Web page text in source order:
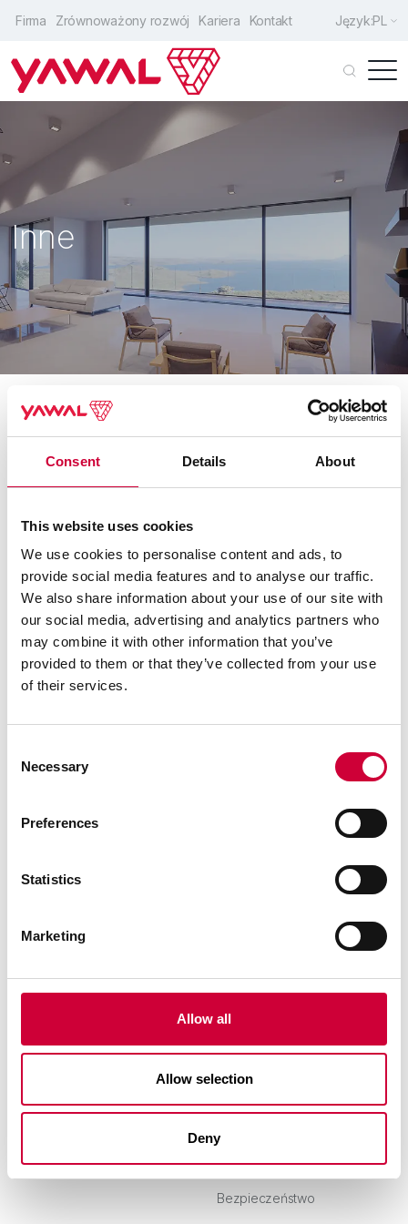
Consent Details About
This website uses cookies
We use cookies to personalise content and ads, to
provide social media features and to analyse our traffic.
We also share information about your use of our site with
our social media, advertising and analytics partners who
may combine it with other information that you’ve
provided to them or that they’ve collected from your use
of their services.
Selection
Necessary
Preferences
Statistics
Marketing
Allow all
Allow selection
Deny
Firma Zrównoważony rozwój Kariera Kontakt Język:PL
Klienci indywidualni
Producenci
Drzwi wejściowe
Okna
Drzwi przesuwne
Fasady
Rozwiązania uzupełniające
Bezpieczeństwo
Inne
Okna i drzwi
Drzwi wejściowe Prestige
Poniżej znajdziesz zestaw
najczęściej zadawanych
pytań.
Jeśli nie znalazłeś odpowiedzi na swoje pytania
-skontaktuj się z nami
Czy Yawal może wykonywać konstrukcje
Architekci
Kontakt
Drzwi wejściowe
Okna
Drzwi przesuwne
Rozwiązania uzupełniające
Bezpieczeństwo